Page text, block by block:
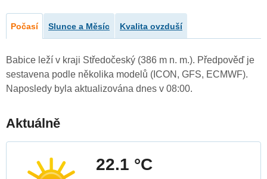
Počasí Slunce a Měsíc Kvalita ovzduší
Babice leží v kraji Středočeský (386 m n. m.). Předpověď je
sestavena podle několika modelů (ICON, GFS, ECMWF).
Naposledy byla aktualizována dnes v 08:00.
Aktuálně
22.1 °C